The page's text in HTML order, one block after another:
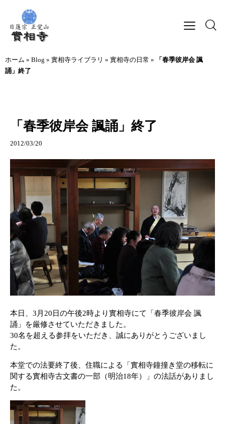
ホーム » Blog » 實相寺ライブラリ » 實相寺の日常 »
「春季彼岸会 諷
誦」終了
「春季彼岸会 諷誦」終了
2012/03/20
本日、3月20日の午後2時より實相寺にて「春季彼岸会 諷
誦」を厳修させていただきました。
30名を超える参拝をいただき、誠にありがとうございまし
た。
本堂での法要終了後、住職による「實相寺鐘撞き堂の移転に
関する實相寺古文書の一部 （明治18年）」の法話がありまし
た。